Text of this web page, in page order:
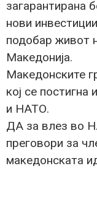
загарантирана
нови
подобар живот
Македонија.
Македонските
кој се постигна
и НАТО.
ДА за влез во
преговори за
македонската